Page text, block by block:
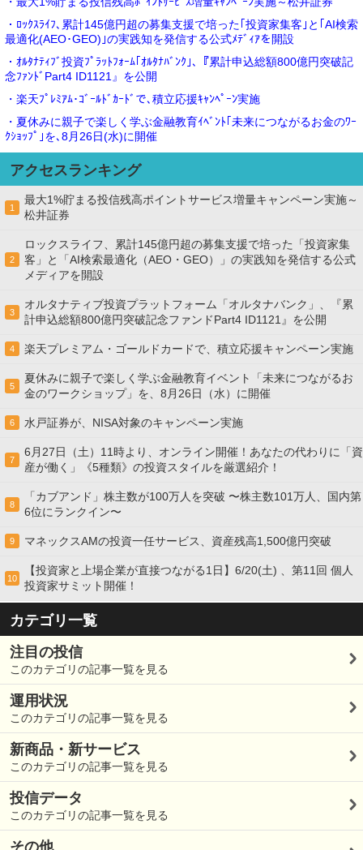
・ﾛｯｸｽﾗｲﾌ､累計145億円超の募集支援で培った｢投資家集客｣と｢AI検索
最適化(AEO･GEO)｣の実践知を発信する公式ﾒﾃﾞｨｱを開設
・ｵﾙﾀﾅﾃｨﾌﾞ投資ﾌﾟﾗｯﾄﾌｫｰﾑ｢ｵﾙﾀﾅﾊﾞﾝｸ｣､『累計申込総額800億円突破記
念ﾌｧﾝﾄﾞPart4 ID1121』を公開
・楽天ﾌﾟﾚﾐｱﾑ･ｺﾞｰﾙﾄﾞｶｰﾄﾞで､積立応援ｷｬﾝﾍﾟｰﾝ実施
・夏休みに親子で楽しく学ぶ金融教育ｲﾍﾞﾝﾄ｢未来につながるお金のﾜｰ
ｸｼｮｯﾌﾟ｣を､8月26日(水)に開催
アクセスランキング
1
最大1%貯まる投信残高ポイントサービス増量キャンペーン実施～
松井証券
2
ロックスライフ、累計145億円超の募集支援で培った「投資家集
客」と「AI検索最適化（AEO・GEO）」の実践知を発信する公式
メディアを開設
3
オルタナティブ投資プラットフォーム「オルタナバンク」、『累
計申込総額800億円突破記念ファンドPart4 ID1121』を公開
4 楽天プレミアム・ゴールドカードで、積立応援キャンペーン実施
5
夏休みに親子で楽しく学ぶ金融教育イベント「未来につながるお
金のワークショップ」を、8月26日（水）に開催
6 水戸証券が、NISA対象のキャンペーン実施
7
6月27日（土）11時より、オンライン開催！あなたの代わりに「資
産が働く」《5種類》の投資スタイルを厳選紹介！
8
「カブアンド」株主数が100万人を突破 〜株主数101万人、国内第
6位にランクイン〜
9 マネックスAMの投資一任サービス、資産残高1,500億円突破
10
【投資家と上場企業が直接つながる1日】6/20(土) 、第11回 個人
投資家サミット開催！
カテゴリ一覧
注目の投信
このカテゴリの記事一覧を見る
運用状況
このカテゴリの記事一覧を見る
新商品・新サービス
このカテゴリの記事一覧を見る
投信データ
このカテゴリの記事一覧を見る